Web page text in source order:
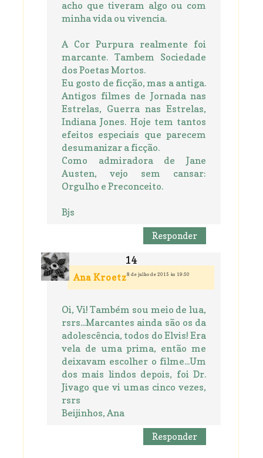
acho que tiveram algo ou com
minha vida ou vivencia.
A Cor Purpura realmente foi
marcante. Tambem Sociedade
dos Poetas Mortos.
Eu gosto de ficção, mas a antiga.
Antigos filmes de Jornada nas
Estrelas, Guerra nas Estrelas,
Indiana Jones. Hoje tem tantos
efeitos especiais que parecem
desumanizar a ficção.
Como admiradora de Jane
Austen, vejo sem cansar:
Orgulho e Preconceito.
Bjs
Responder
Ana Kroetz8 de julho de 2015 às 19:50
Oi, Vi! Também sou meio de lua,
rsrs...Marcantes ainda são os da
adolescência, todos do Elvis! Era
vela de uma prima, então me
deixavam escolher o filme...Um
dos mais lindos depois, foi Dr.
Jivago que vi umas cinco vezes,
rsrs
Beijinhos, Ana
Responder